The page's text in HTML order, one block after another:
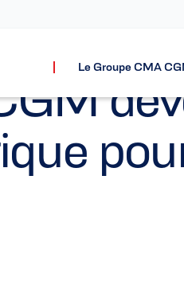
Le Groupe CMA